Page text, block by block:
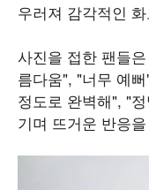
우러져 감각적인
사진을 접한 팬들
름다움", "너무 예
정도로 완벽해", "
기며 뜨거운 반응